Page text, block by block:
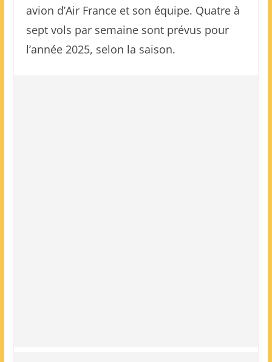
avion d’Air France et son équipe. Quatre à
sept vols par semaine sont prévus pour
l’année 2025, selon la saison.